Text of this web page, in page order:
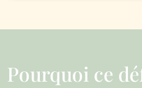
Pourquoi ce